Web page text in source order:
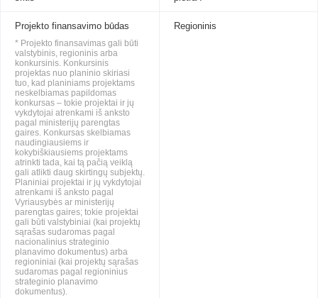
Projekto finansavimo būdas
* Projekto finansavimas gali būti
valstybinis, regioninis arba
konkursinis. Konkursinis
projektas nuo planinio skiriasi
tuo, kad planiniams projektams
neskelbiamas papildomas
konkursas – tokie projektai ir jų
vykdytojai atrenkami iš anksto
pagal ministerijų parengtas
gaires. Konkursas skelbiamas
naudingiausiems ir
kokybiškiausiems projektams
atrinkti tada, kai tą pačią veiklą
gali atlikti daug skirtingų subjektų.
Planiniai projektai ir jų vykdytojai
atrenkami iš anksto pagal
Vyriausybės ar ministerijų
parengtas gaires; tokie projektai
gali būti valstybiniai (kai projektų
sąrašas sudaromas pagal
nacionalinius strateginio
planavimo dokumentus) arba
regioniniai (kai projektų sąrašas
sudaromas pagal regioninius
strateginio planavimo
dokumentus).
Regioninis